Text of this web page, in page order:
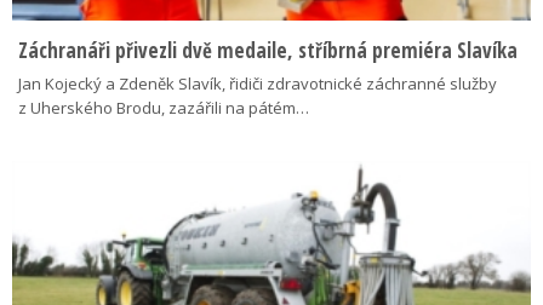
Záchranáři přivezli dvě medaile, stříbrná premiéra Slavíka
Jan Kojecký a Zdeněk Slavík, řidiči zdravotnické záchranné služby
z Uherského Brodu, zazářili na pátém…